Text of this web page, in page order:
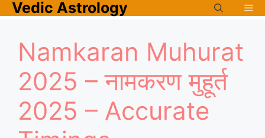
SkipVedic Astrology
Namkaran Muhurat
2025 – नामकरण मुहूर्त
2025 – Accurate